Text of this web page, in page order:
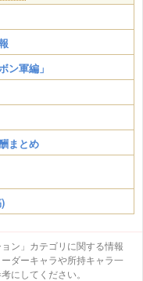
ン軍編」
まとめ
ン」カテゴリに関する情報
ダーキャラや所持キャラ一
にしてください。